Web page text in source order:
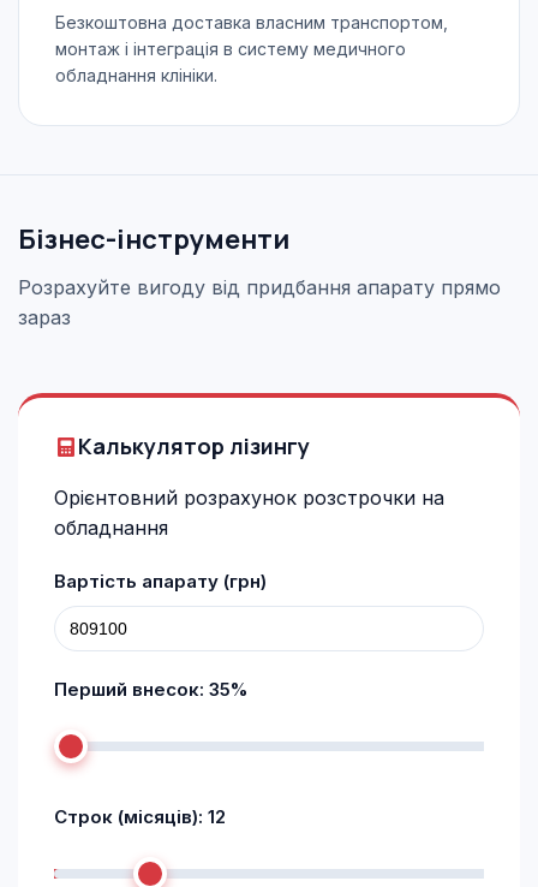
Безкоштовна доставка власним транспортом,
монтаж і інтеграція в систему медичного
обладнання клініки.
Бізнес-інструменти
Розрахуйте вигоду від придбання апарату прямо
зараз
Калькулятор лізингу
Орієнтовний розрахунок розстрочки на
обладнання
Вартість апарату (грн)
Перший внесок: 35%
Строк (місяців): 12